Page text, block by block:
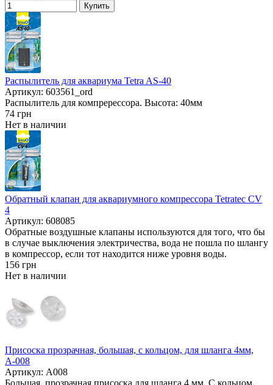
Купить
Распылитель для аквариума Tetra AS-40
Артикул: 603561_ord
Распылитель для компререссора. Высота: 40мм
74 грн
Нет в наличии
Обратный клапан для аквариумного компрессора Tetratec CV
4
Артикул: 608085
Обратные воздушные клапаны используются для того, что бы
в случае выключения электричества, вода не пошла по шлангу
в компрессор, если тот находится ниже уровня воды.
156 грн
Нет в наличии
Присоска прозрачная, большая, с кольцом, для шланга 4мм,
А-008
Артикул: A008